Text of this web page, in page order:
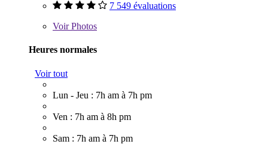
7 549 évaluations
VoirPhotos
Heures normales
Voir tout
Lun - Jeu : 7h am à 7h pm
Ven : 7h am à 8h pm
Sam : 7h am à 7h pm